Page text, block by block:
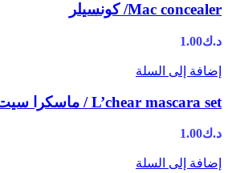
Mac concealer/ كونسيلر
د.ك1.00
إضافة إلى السلة
L’chear mascara set / ماسكرا سيت
د.ك1.00
إضافة إلى السلة